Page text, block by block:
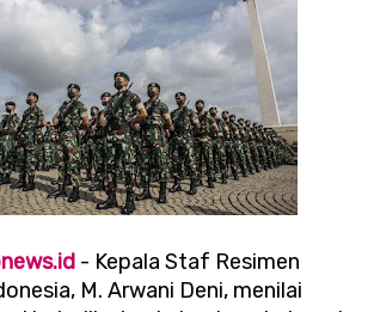
- Kepala Staf Resimen
M. Arwani Deni, menilai